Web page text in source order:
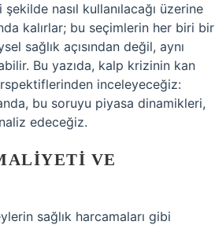
nasıl kullanılacağı üzerine
kalırlar; bu seçimlerin her biri bir
sağlık açısından değil, aynı
Bu yazıda, kalp krizinin kan
inceleyeceğiz:
bu soruyu piyasa dinamikleri,
edeceğiz.
VE
sağlık harcamaları gibi